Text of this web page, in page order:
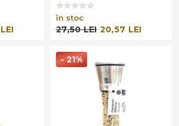
în stoc
27,50 LEI 20,57 LEI
- 21%